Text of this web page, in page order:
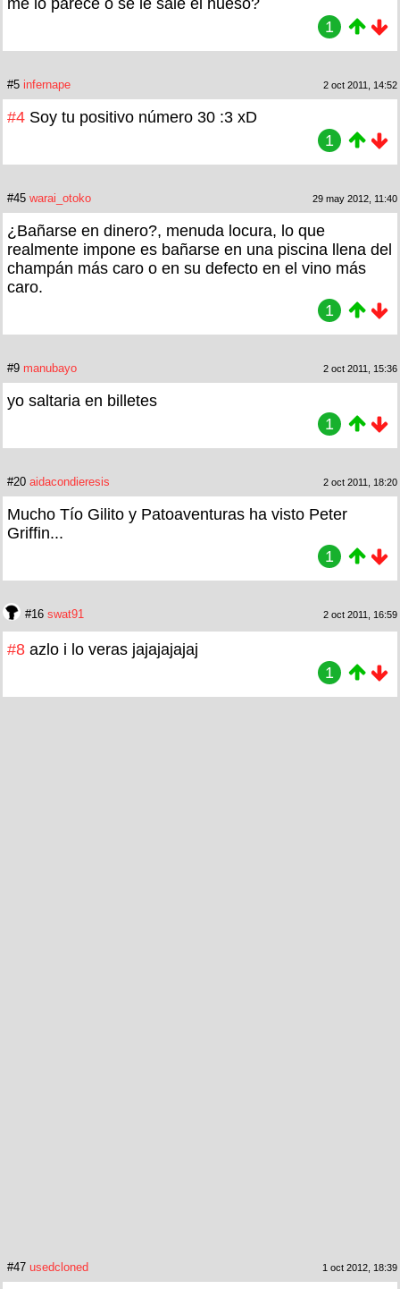
1
#5 infernape 2 oct 2011, 14:52
#4 Soy tu positivo número 30 :3 xD
1
#45 warai_otoko 29 may 2012, 11:40
¿Bañarse en dinero?, menuda locura, lo que
realmente impone es bañarse en una piscina llena del
champán más caro o en su defecto en el vino más
caro.
1
#9 manubayo 2 oct 2011, 15:36
yo saltaria en billetes
1
#20 aidacondieresis 2 oct 2011, 18:20
Mucho Tío Gilito y Patoaventuras ha visto Peter
Griffin...
1
#16 swat91 2 oct 2011, 16:59
#8 azlo i lo veras jajajajajaj
1
#47 usedcloned 1 oct 2012, 18:39